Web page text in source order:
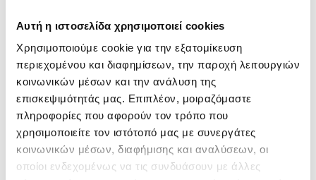
Αυτή η ιστοσελίδα χρησιμοποιεί cookies
Χρησιμοποιούμε cookie για την εξατομίκευση
περιεχομένου και διαφημίσεων, την παροχή λειτουργιών
κοινωνικών μέσων και την ανάλυση της
επισκεψιμότητάς μας. Επιπλέον, μοιραζόμαστε
πληροφορίες που αφορούν τον τρόπο που
χρησιμοποιείτε τον ιστότοπό μας με συνεργάτες
κοινωνικών μέσων, διαφήμισης και αναλύσεων, οι
οποίοι ενδεχομένως να τις συνδυάσουν με άλλες
το χρόνο.
Οι συνεργάτες ιατροί του ΙΑΣΩ Θεσσαλίας, πιστοί
στο καθήκον τους να υπηρετούν την ιατρική
επιστήμη, βρίσκονται στη διάθεση όλων όσων
τους έχουν ανάγκη και είναι έτοιμοι να παρέχουν
τις ιατρικές τους υπηρεσίες με συνέπεια και